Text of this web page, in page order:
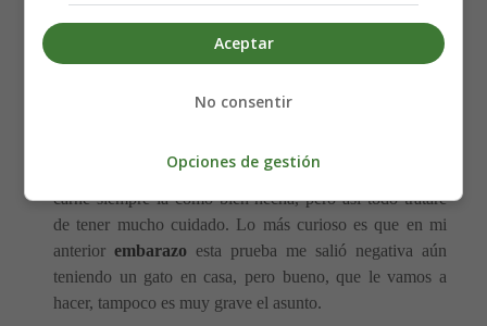
carnes siempre muy bien hechas
. Además, mucha
precaución a la hora delavar la fruta y verdura y no
entrar en contacto con las heces de gatos
sólo lo siento por el jamón serrano, que me apasiona y la
carne siempre la como bien hecha, pero así todo trataré
de tener mucho cuidado. Lo más curioso es que en mi
anterior embarazo esta prueba me salió negativa aún
teniendo un gato en casa, pero bueno, que le vamos a
hacer, tampoco es muy grave el asunto.
Aceptar
No consentir
Opciones de gestión